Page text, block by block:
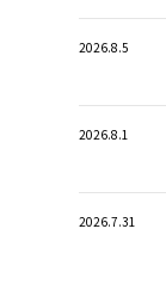
2026.8.5
2026.8.1
2026.7.31